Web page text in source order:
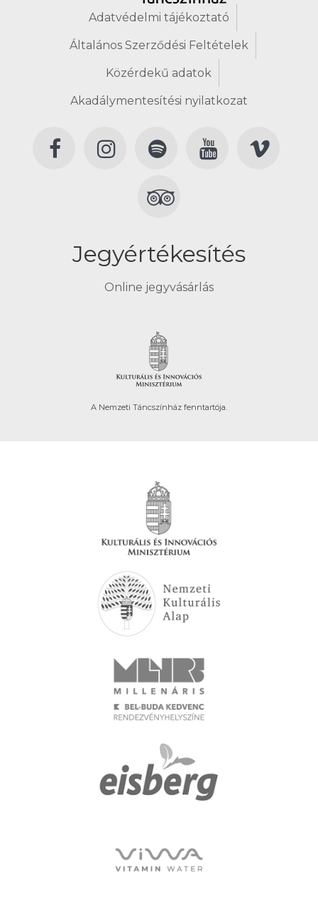
Adatvédelmi tájékoztató
Általános Szerződési Feltételek
Közérdekű adatok
Akadálymentesítési nyilatkozat
Jegyértékesítés
Online jegyvásárlás
A Nemzeti Táncszínház fenntartója.